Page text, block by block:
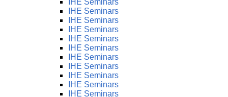
IHE Seminars
IHE Seminars
IHE Seminars
IHE Seminars
IHE Seminars
IHE Seminars
IHE Seminars
IHE Seminars
IHE Seminars
IHE Seminars
IHE Seminars